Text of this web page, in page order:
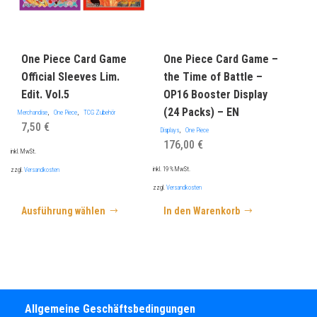
One Piece Card Game
Official Sleeves Lim.
Edit. Vol.5
Merchandise One Piece TCG Zubehör
7,50 €
inkl. MwSt.
zzgl. Versandkosten
Ausführung wählen
One Piece Card Game –
the Time of Battle –
OP16 Booster Display
(24 Packs) – EN
Displays, One Piece
176,00 €
inkl. 19 % MwSt.
zzgl. Versandkosten
In den Warenkorb
Allgemeine Geschäftsbedingungen